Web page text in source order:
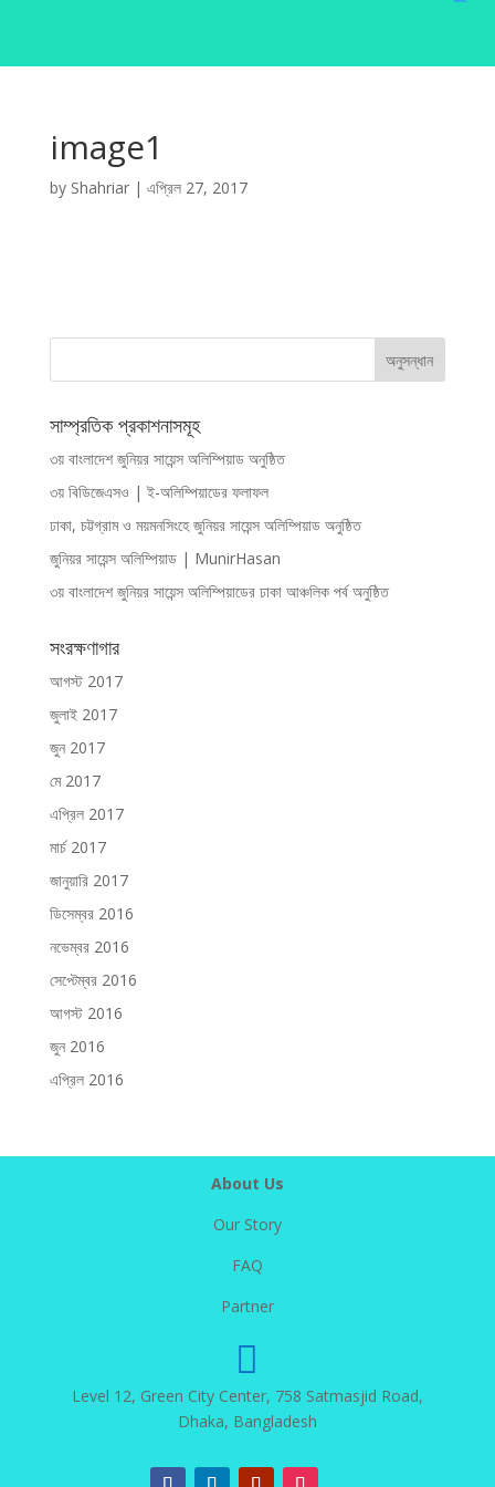
image1
by Shahriar| এপ্রিল 27, 2017
সাম্প্রতিক প্রকাশনাসমূহ
৩য় বাংলাদেশ জুনিয়র সায়েন্স অলিম্পিয়াড অনুষ্ঠিত
৩য় বিডিজেএসও | ই-অলিম্পিয়াডের ফলাফল
ঢাকা, চট্টগ্রাম ও ময়মনসিংহে জুনিয়র সায়েন্স অলিম্পিয়াড অনুষ্ঠিত
জুনিয়র সায়েন্স অলিম্পিয়াড | MunirHasan
৩য় বাংলাদেশ জুনিয়র সায়েন্স অলিম্পিয়াডের ঢাকা আঞ্চলিক পর্ব অনুষ্ঠিত
সংরক্ষণাগার
আগস্ট 2017
জুলাই 2017
জুন 2017
মে 2017
এপ্রিল 2017
মার্চ 2017
জানুয়ারি 2017
ডিসেম্বর 2016
নভেম্বর 2016
সেপ্টেম্বর 2016
আগস্ট 2016
জুন 2016
এপ্রিল 2016
About Us
Our Story
FAQ
Partner

Level 12, Green City Center, 758 Satmasjid Road,
Dhaka, Bangladesh